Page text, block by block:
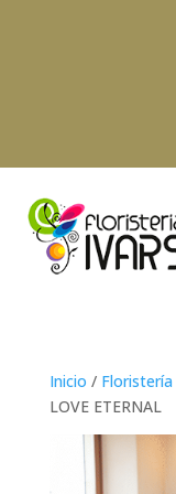
Inicio / Floristería
LOVE ETERNAL